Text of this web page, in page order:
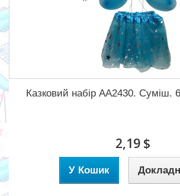
Казковий набір АА2430. Суміш.
2,19 $
У Кошик